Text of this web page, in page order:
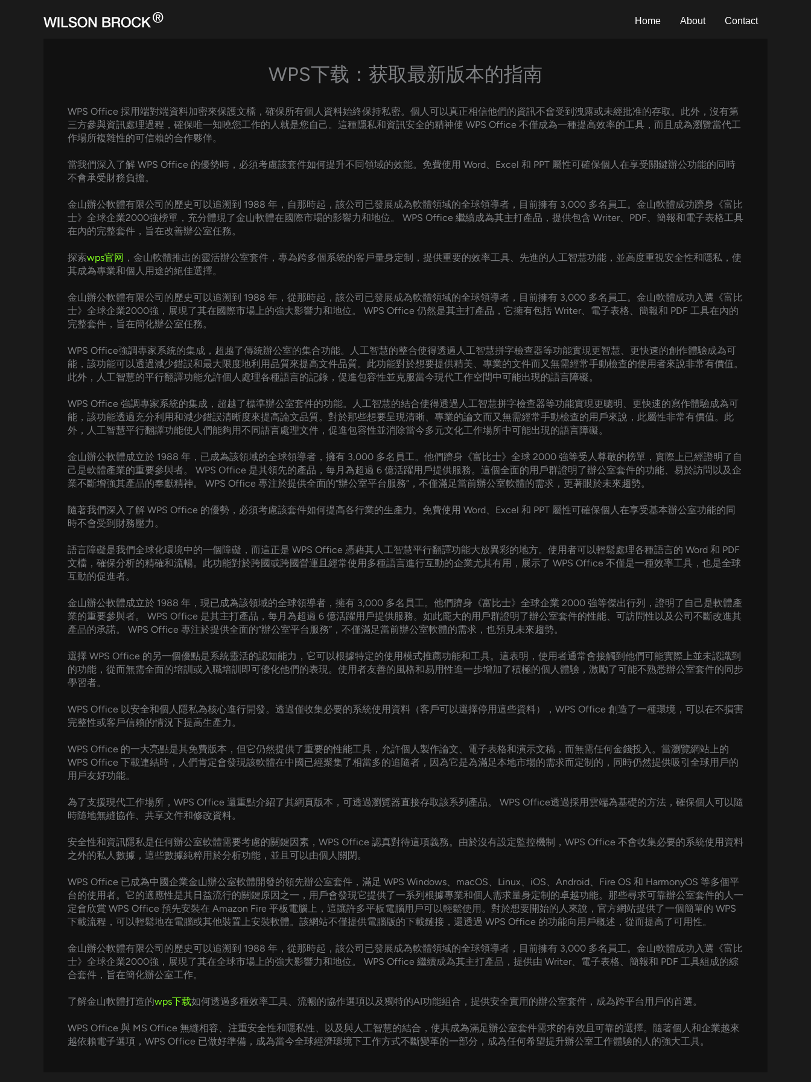
Home About Contact
WPS下载：获取最新版本的指南
WPS Office 採用端對端資料加密來保護文檔，確保所有個人資料始終保持私密。個人可以真正相信他們的資訊不會受到洩露或未經批准的存取。此外，沒有第
三方參與資訊處理過程，確保唯一知曉您工作的人就是您自己。這種隱私和資訊安全的精神使 WPS Office 不僅成為一種提高效率的工具，而且成為瀏覽當代工
作場所複雜性的可信賴的合作夥伴。
當我們深入了解 WPS Office 的優勢時，必須考慮該套件如何提升不同領域的效能。免費使用 Word、Excel 和 PPT 屬性可確保個人在享受關鍵辦公功能的同時
不會承受財務負擔。
金山辦公軟體有限公司的歷史可以追溯到 1988 年，自那時起，該公司已發展成為軟體領域的全球領導者，目前擁有 3,000 多名員工。金山軟體成功躋身《富比
士》全球企業2000強榜單，充分體現了金山軟體在國際市場的影響力和地位。 WPS Office 繼續成為其主打產品，提供包含 Writer、PDF、簡報和電子表格工具
在內的完整套件，旨在改善辦公室任務。
探索wps官网 ，金山軟體推出的靈活辦公室套件，專為跨多個系統的客戶量身定制，提供重要的效率工具、先進的人工智慧功能，並高度重視安全性和隱私，使
其成為專業和個人用途的絕佳選擇。
金山辦公軟體有限公司的歷史可以追溯到 1988 年，從那時起，該公司已發展成為軟體領域的全球領導者，目前擁有 3,000 多名員工。金山軟體成功入選《富比
士》全球企業2000強，展現了其在國際市場上的強大影響力和地位。 WPS Office 仍然是其主打產品，它擁有包括 Writer、電子表格、簡報和 PDF 工具在內的
完整套件，旨在簡化辦公室任務。
WPS Office強調專家系統的集成，超越了傳統辦公室的集合功能。人工智慧的整合使得透過人工智慧拼字檢查器等功能實現更智慧、更快速的創作體驗成為可
能，該功能可以透過減少錯誤和最大限度地利用品質來提高文件品質。此功能對於想要提供精美、專業的文件而又無需經常手動檢查的使用者來說非常有價值。
此外，人工智慧的平行翻譯功能允許個人處理各種語言的記錄，促進包容性並克服當今現代工作空間中可能出現的語言障礙。
WPS Office 強調專家系統的集成，超越了標準辦公室套件的功能。人工智慧的結合使得透過人工智慧拼字檢查器等功能實現更聰明、更快速的寫作體驗成為可
能，該功能透過充分利用和減少錯誤清晰度來提高論文品質。對於那些想要呈現清晰、專業的論文而又無需經常手動檢查的用戶來說，此屬性非常有價值。此
外，人工智慧平行翻譯功能使人們能夠用不同語言處理文件，促進包容性並消除當今多元文化工作場所中可能出現的語言障礙。
金山辦公軟體成立於 1988 年，已成為該領域的全球領導者，擁有 3,000 多名員工。他們躋身《富比士》全球 2000 強等受人尊敬的榜單，實際上已經證明了自
己是軟體產業的重要參與者。 WPS Office 是其領先的產品，每月為超過 6 億活躍用戶提供服務。這個全面的用戶群證明了辦公室套件的功能、易於訪問以及企
業不斷增強其產品的奉獻精神。 WPS Office 專注於提供全面的“辦公室平台服務”，不僅滿足當前辦公室軟體的需求，更著眼於未來趨勢。
隨著我們深入了解 WPS Office 的優勢，必須考慮該套件如何提高各行業的生產力。免費使用 Word、Excel 和 PPT 屬性可確保個人在享受基本辦公室功能的同
時不會受到財務壓力。
語言障礙是我們全球化環境中的一個障礙，而這正是 WPS Office 憑藉其人工智慧平行翻譯功能大放異彩的地方。使用者可以輕鬆處理各種語言的 Word 和 PDF
文檔，確保分析的精確和流暢。此功能對於跨國或跨國營運且經常使用多種語言進行互動的企業尤其有用，展示了 WPS Office 不僅是一種效率工具，也是全球
互動的促進者。
金山辦公軟體成立於 1988 年，現已成為該領域的全球領導者，擁有 3,000 多名員工。他們躋身《富比士》全球企業 2000 強等傑出行列，證明了自己是軟體產
業的重要參與者。 WPS Office 是其主打產品，每月為超過 6 億活躍用戶提供服務。如此龐大的用戶群證明了辦公室套件的性能、可訪問性以及公司不斷改進其
產品的承諾。 WPS Office 專注於提供全面的“辦公室平台服務”，不僅滿足當前辦公室軟體的需求，也預見未來趨勢。
選擇 WPS Office 的另一個優點是系統靈活的認知能力，它可以根據特定的使用模式推薦功能和工具。這表明，使用者通常會接觸到他們可能實際上並未認識到
的功能，從而無需全面的培訓或入職培訓即可優化他們的表現。使用者友善的風格和易用性進一步增加了積極的個人體驗，激勵了可能不熟悉辦公室套件的同步
學習者。
WPS Office 以安全和個人隱私為核心進行開發。透過僅收集必要的系統使用資料（客戶可以選擇停用這些資料），WPS Office 創造了一種環境，可以在不損害
完整性或客戶信賴的情況下提高生產力。
WPS Office 的一大亮點是其免費版本，但它仍然提供了重要的性能工具，允許個人製作論文、電子表格和演示文稿，而無需任何金錢投入。當瀏覽網站上的
WPS Office 下載連結時，人們肯定會發現該軟體在中國已經聚集了相當多的追隨者，因為它是為滿足本地市場的需求而定制的，同時仍然提供吸引全球用戶的
用戶友好功能。
為了支援現代工作場所，WPS Office 還重點介紹了其網頁版本，可透過瀏覽器直接存取該系列產品。 WPS Office透過採用雲端為基礎的方法，確保個人可以隨
時隨地無縫協作、共享文件和修改資料。
安全性和資訊隱私是任何辦公室軟體需要考慮的關鍵因素，WPS Office 認真對待這項義務。由於沒有設定監控機制，WPS Office 不會收集必要的系統使用資料
之外的私人數據，這些數據純粹用於分析功能，並且可以由個人關閉。
WPS Office 已成為中國企業金山辦公室軟體開發的領先辦公室套件，滿足 WPS Windows、macOS、Linux、iOS、Android、Fire OS 和 HarmonyOS 等多個平
台的使用者。它的適應性是其日益流行的關鍵原因之一，用戶會發現它提供了一系列根據專業和個人需求量身定制的卓越功能。那些尋求可靠辦公室套件的人一
定會欣賞 WPS Office 預先安裝在 Amazon Fire 平板電腦上，這讓許多平板電腦用戶可以輕鬆使用。對於想要開始的人來說，官方網站提供了一個簡單的 WPS
下載流程，可以輕鬆地在電腦或其他裝置上安裝軟體。該網站不僅提供電腦版的下載鏈接，還透過 WPS Office 的功能向用戶概述，從而提高了可用性。
金山辦公軟體有限公司的歷史可以追溯到 1988 年，從那時起，該公司已發展成為軟體領域的全球領導者，目前擁有 3,000 多名員工。金山軟體成功入選《富比
士》全球企業2000強，展現了其在全球市場上的強大影響力和地位。 WPS Office 繼續成為其主打產品，提供由 Writer、電子表格、簡報和 PDF 工具組成的綜
合套件，旨在簡化辦公室工作。
了解金山軟體打造的wps下载如何透過多種效率工具、流暢的協作選項以及獨特的AI功能組合，提供安全實用的辦公室套件，成為跨平台用戶的首選。
WPS Office 與 MS Office 無縫相容、注重安全性和隱私性、以及與人工智慧的結合，使其成為滿足辦公室套件需求的有效且可靠的選擇。隨著個人和企業越來
越依賴電子選項，WPS Office 已做好準備，成為當今全球經濟環境下工作方式不斷變革的一部分，成為任何希望提升辦公室工作體驗的人的強大工具。